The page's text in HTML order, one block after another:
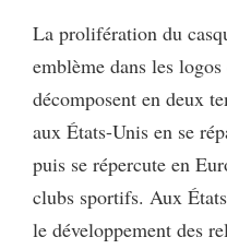
La prolifération du
emblème dans les
décomposent en deux
aux États-Unis en se
puis se répercute en
clubs sportifs. Aux
le développement des